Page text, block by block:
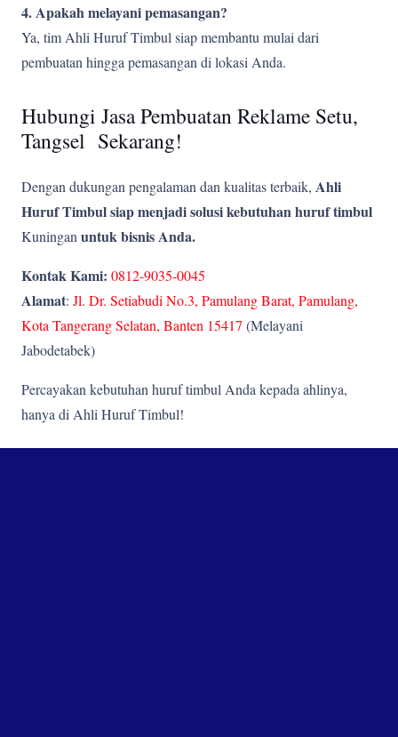
4. Apakah melayani pemasangan?
Ya, tim Ahli Huruf Timbul siap membantu mulai dari
pembuatan hingga pemasangan di lokasi Anda.
Hubungi Jasa Pembuatan Reklame Setu,
Tangsel Sekarang!
Dengan dukungan pengalaman dan kualitas terbaik, Ahli
Huruf Timbul siap menjadi solusi kebutuhan huruf timbul
Kuningan untuk bisnis Anda.
Kontak Kami: 0812-9035-0045
Alamat: Jl. Dr. Setiabudi No.3, Pamulang Barat, Pamulang,
Kota Tangerang Selatan, Banten 15417 (Melayani
Jabodetabek)
Percayakan kebutuhan huruf timbul Anda kepada ahlinya,
hanya di Ahli Huruf Timbul!